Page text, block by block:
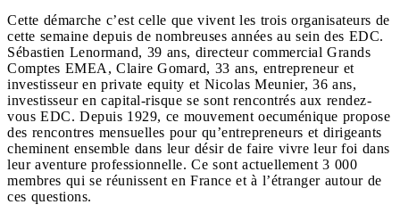
Cette démarche c’est celle que vivent les trois organisateurs de
cette semaine depuis de nombreuses années au sein des EDC.
Sébastien Lenormand, 39 ans, directeur commercial Grands
Comptes EMEA, Claire Gomard, 33 ans, entrepreneur et
investisseur en private equity et Nicolas Meunier, 36 ans,
investisseur en capital-risque se sont rencontrés aux rendez-
vous EDC. Depuis 1929, ce mouvement oecuménique propose
des rencontres mensuelles pour qu’entrepreneurs et dirigeants
cheminent ensemble dans leur désir de faire vivre leur foi dans
leur aventure professionnelle. Ce sont actuellement 3 000
membres qui se réunissent en France et à l’étranger autour de
ces questions.